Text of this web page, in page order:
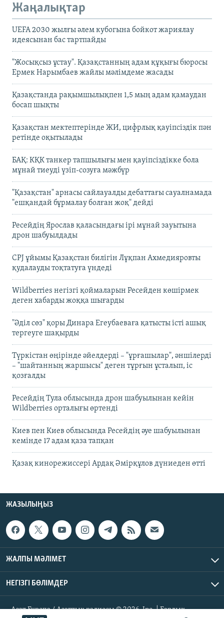
Жаңалықтар
UEFA 2030 жылғы әлем кубогына бойкот жариялау
идеясынан бас тартпайды
"Жосықсыз ұстау". Қазақстанның адам құқығы бюросы
Ермек Нарымбаев жайлы мәлімдеме жасады
Қазақстанда рақымшылықпен 1,5 мың адам қамаудан
босап шықты
Қазақстан мектептерінде ЖИ, цифрлық қауіпсіздік пән
ретінде оқытылады
БАҚ: КҚК танкер тапшылығы мен қауіпсіздікке бола
мұнай тиеуді үзіп-созуға мәжбүр
"Қазақстан" арнасы сайлауалды дебаттағы сауалнамада
"ешқандай бұрмалау болған жоқ" дейді
Ресейдің Ярослав қаласындағы ірі мұнай зауытына
дрон шабуылдады
CPJ ұйымы Қазақстан билігін Лұқпан Ахмедияровты
қудалауды тоқтатуға үндеді
Wildberries негізгі қоймаларын Ресейден көшірмек
деген хабарды жоққа шығарды
"Әділ сөз" қоры Динара Егеубаеваға қатысты істі ашық
тергеуге шақырды
Түркістан өңірінде әйелдерді – "ұрғашылар", әншілерді
– "шайтанның жаршысы" деген тұрғын ұсталып, іс
қозғалды
Ресейдің Тула облысында дрон шабуылынан кейін
Wildberries орталығы өртенді
Киев пен Киев облысында Ресейдің әуе шабуылынан
кемінде 17 адам қаза тапқан
Қазақ кинорежиссері Ардақ Әмірқұлов дүниеден өтті
ЖАЗЫЛЫҢЫЗ
ЖАЛПЫ МӘЛІМЕТ
НЕГІЗГІ БӨЛІМДЕР
Азат Еуропа / Азаттық радиосы © 2026, Inc. | Барлық